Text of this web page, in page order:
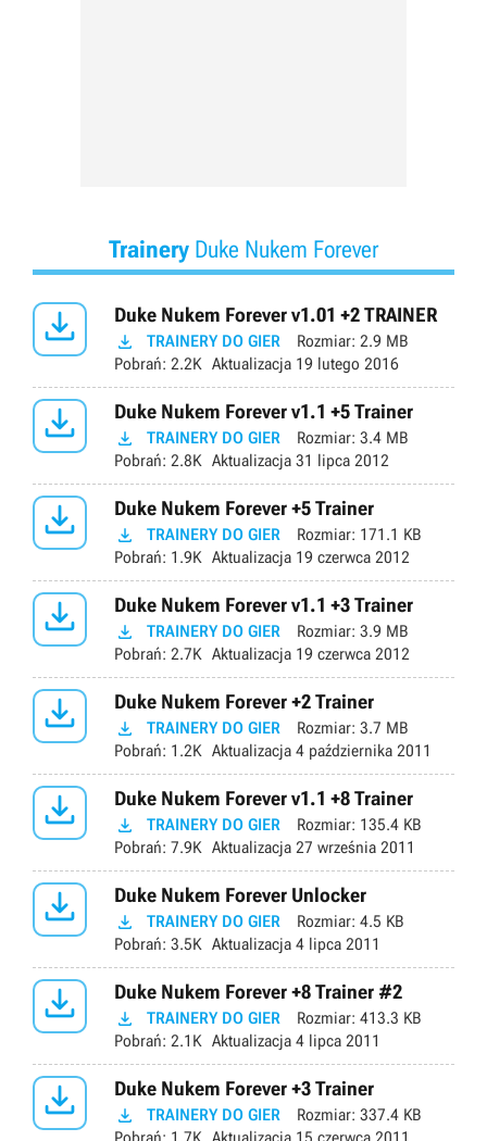
Trainery Duke Nukem Forever
 Duke Nukem Forever v1.01 +2 TRAINER
 TRAINERY DO GIER Rozmiar: 2.9 MB
Pobrań: 2.2K Aktualizacja 19 lutego 2016
 Duke Nukem Forever v1.1 +5 Trainer
 TRAINERY DO GIER Rozmiar: 3.4 MB
Pobrań: 2.8K Aktualizacja 31 lipca 2012
 Duke Nukem Forever +5 Trainer
 TRAINERY DO GIER Rozmiar: 171.1 KB
Pobrań: 1.9K Aktualizacja 19 czerwca 2012
 Duke Nukem Forever v1.1 +3 Trainer
 TRAINERY DO GIER Rozmiar: 3.9 MB
Pobrań: 2.7K Aktualizacja 19 czerwca 2012
 Duke Nukem Forever +2 Trainer
 TRAINERY DO GIER Rozmiar: 3.7 MB
Pobrań: 1.2K Aktualizacja 4 października 2011
 Duke Nukem Forever v1.1 +8 Trainer
 TRAINERY DO GIER Rozmiar: 135.4 KB
Pobrań: 7.9K Aktualizacja 27 września 2011
 Duke Nukem Forever Unlocker
 TRAINERY DO GIER Rozmiar: 4.5 KB
Pobrań: 3.5K Aktualizacja 4 lipca 2011
 Duke Nukem Forever +8 Trainer #2
 TRAINERY DO GIER Rozmiar: 413.3 KB
Pobrań: 2.1K Aktualizacja 4 lipca 2011
 Duke Nukem Forever +3 Trainer
 TRAINERY DO GIER Rozmiar: 337.4 KB